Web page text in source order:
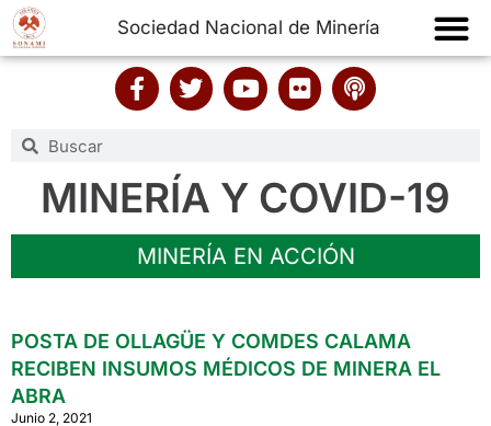
Sociedad Nacional de Minería
MINERÍA Y COVID-19
MINERÍA EN ACCIÓN
POSTA DE OLLAGÜE Y COMDES CALAMA
RECIBEN INSUMOS MÉDICOS DE MINERA EL
ABRA
Junio 2, 2021